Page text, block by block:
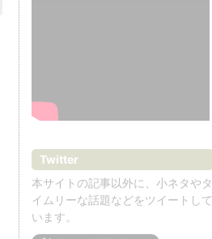
Twitter
本サイトの記事以外に、小ネタやタ
イムリーな話題などをツイートして
います。